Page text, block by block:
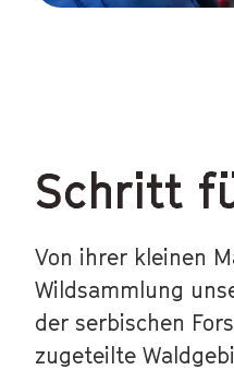
Schritt
Von ihrer kleinen
Wildsammlung
der serbischen
zugeteilte